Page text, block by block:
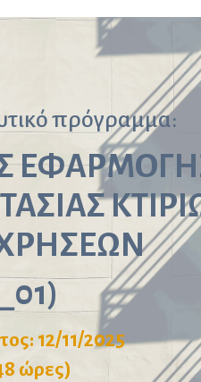
πρόγραμμα:
)
12/11/2025
ώρες)